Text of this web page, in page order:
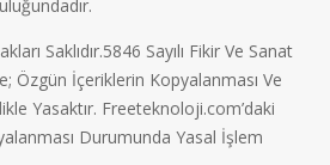
Saklıdır.5846 Sayılı Fikir Ve Sanat
Özgün İçeriklerin Kopyalanması Ve
Yasaktır. Freeteknoloji.com’daki
Durumunda Yasal İşlem